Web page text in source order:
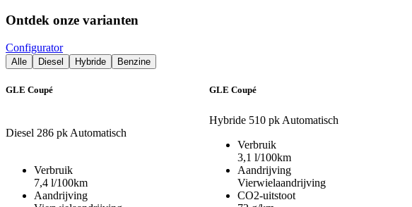
Ontdek onze varianten
Configurator
Alle Diesel Hybride Benzine
GLE Coupé
Diesel 286 pk Automatisch
Verbruik
7,4 l/100km
Aandrijving
GLE Coupé
Hybride 510 pk Automatisch
Verbruik
3,1 l/100km
Aandrijving
Vierwielaandrijving
CO2-uitstoot